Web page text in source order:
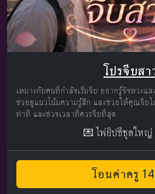
โปรจีบสา
เหมาะกับคนที่กำลังเริ่มจีบ อยากรู้จังหวะ
ช่วยดูแนวโน้มความรู้สึก และช่วยให้คุณจีบ
ท่าที และช่วงเวลาที่ควรจีบที่สุด
💌 ไพ่ยิปซีชุดใหญ่
โอนค่าครู